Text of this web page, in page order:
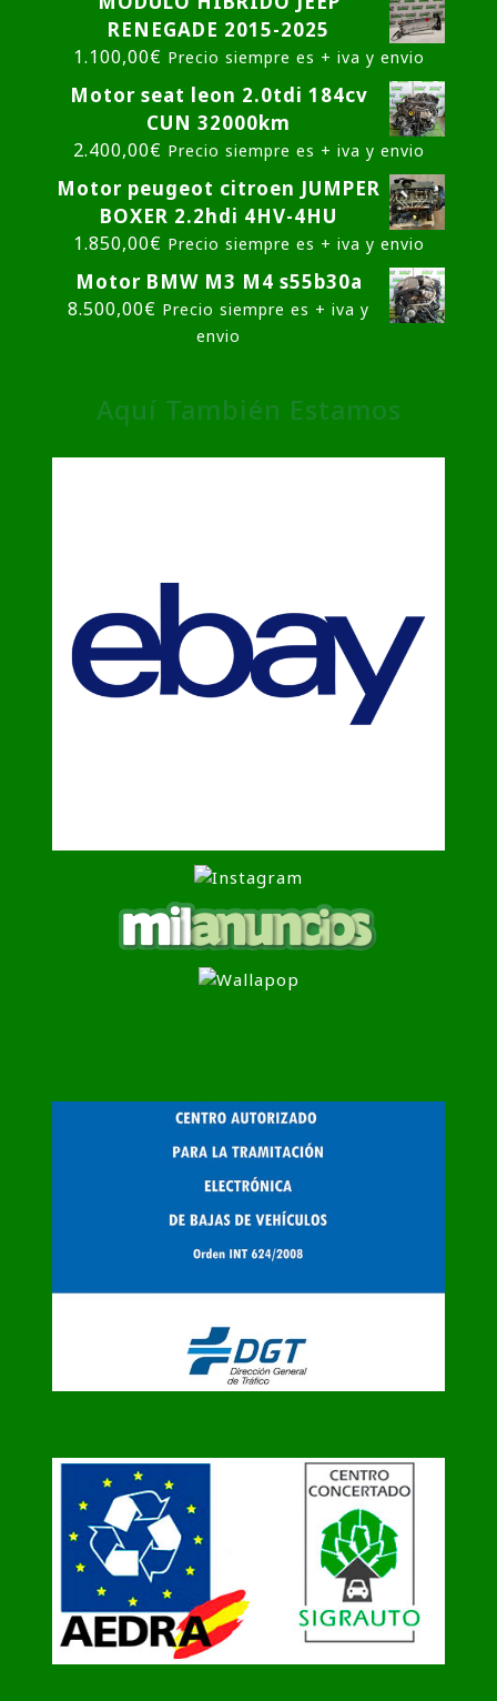
RENEGADE 2015-2025
1.100,00€ Precio siempre es + iva y envio
Motor seat leon 2.0tdi 184cv
CUN 32000km
2.400,00€ Precio siempre es + iva y envio
Motor peugeot citroen JUMPER
BOXER 2.2hdi 4HV-4HU
1.850,00€ Precio siempre es + iva y envio
Motor BMW M3 M4 s55b30a
8.500,00€ Precio siempre es + iva y
envio
Aquí También Estamos